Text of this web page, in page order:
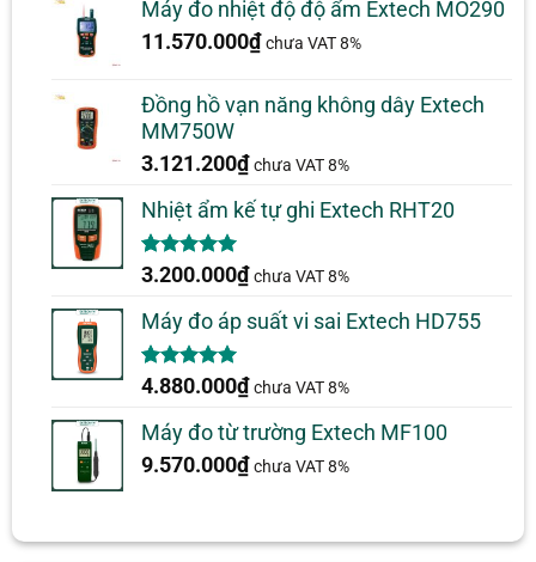
Máy đo nhiệt độ độ ẩm Extech MO290
11.570.000₫ chưa VAT 8%
Đồng hồ vạn năng không dây Extech
MM750W
3.121.200₫ chưa VAT 8%
Nhiệt ẩm kế tự ghi Extech RHT20
5.00trên 5
2
đánh giá
3.200.000₫ chưa VAT 8%
Máy đo áp suất vi sai Extech HD755
5.00trên 5
1
đánh giá
4.880.000₫ chưa VAT 8%
Máy đo từ trường Extech MF100
9.570.000₫ chưa VAT 8%